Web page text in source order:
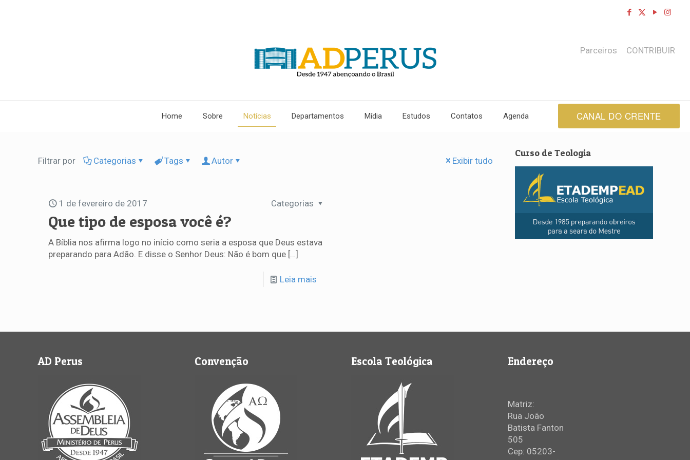
Home Sobre Notícias Departamentos Mídia Estudos Contatos Agenda
Parceiros CONTRIBUIR
CANAL DO CRENTE
Filtrar por Categorias Tags Autor Exibir tudo
1 de fevereiro de 2017 Categorias
Que tipo de esposa você é?
A Bíblia nos afirma logo no início como seria a esposa que Deus estava
preparando para Adão. E disse o Senhor Deus: Não é bom que […]
Leia mais
Curso de Teologia
AD Perus Convenção Escola Teológica Endereço
Matriz:
Rua João
Batista Fanton
505
Cep: 05203-